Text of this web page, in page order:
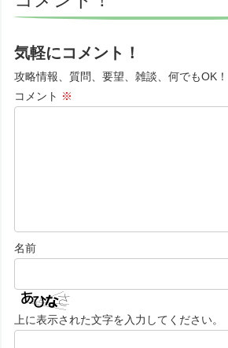
気軽にコメント！
攻略情報、質問、要望、雑談、何でもOK！
コメント ※
名前
上に表示された文字を入力してください。